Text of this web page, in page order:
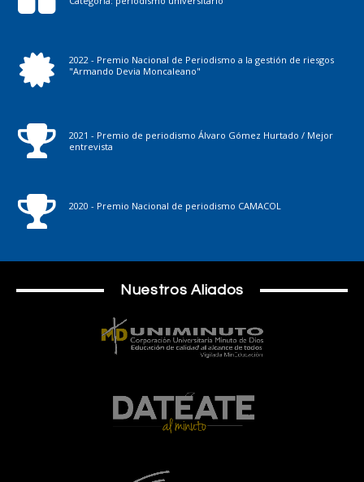
2022 - Premio Nacional de Periodismo a la gestión de riesgos
"Armando Devia Moncaleano"
2021 - Premio de periodismo Álvaro Gómez Hurtado / Mejor
entrevista
2020 - Premio Nacional de periodismo CAMACOL
Nuestros Aliados